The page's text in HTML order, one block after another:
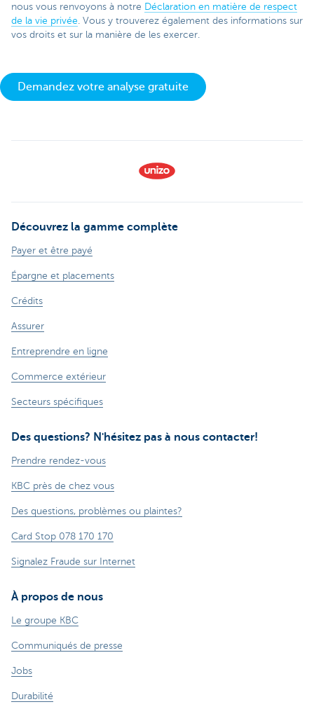
nous vous renvoyons à notre Déclaration en matière de respect
de la vie privée . Vous y trouverez également des informations sur
vos droits et sur la manière de les exercer.
Demandez votre analyse gratuite
Découvrez la gamme complète
Payer et être payé
Épargne et placements
Crédits
Assurer
Entreprendre en ligne
Commerce extérieur
Secteurs spécifiques
Des questions? N'hésitez pas à nous contacter!
Prendre rendez-vous
KBC près de chez vous
Des questions, problèmes ou plaintes?
Card Stop 078 170 170
Signalez Fraude sur Internet
À propos de nous
Le groupe KBC
Communiqués de presse
Jobs
Durabilité